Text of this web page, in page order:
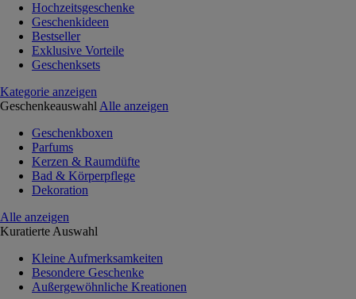
Hochzeitsgeschenke
Geschenkideen
Bestseller
Exklusive Vorteile
Geschenksets
Kategorie anzeigen
Geschenkeauswahl Alle anzeigen
Geschenkboxen
Parfums
Kerzen & Raumdüfte
Bad & Körperpflege
Dekoration
Alle anzeigen
Kuratierte Auswahl
Kleine Aufmerksamkeiten
Besondere Geschenke
Außergewöhnliche Kreationen